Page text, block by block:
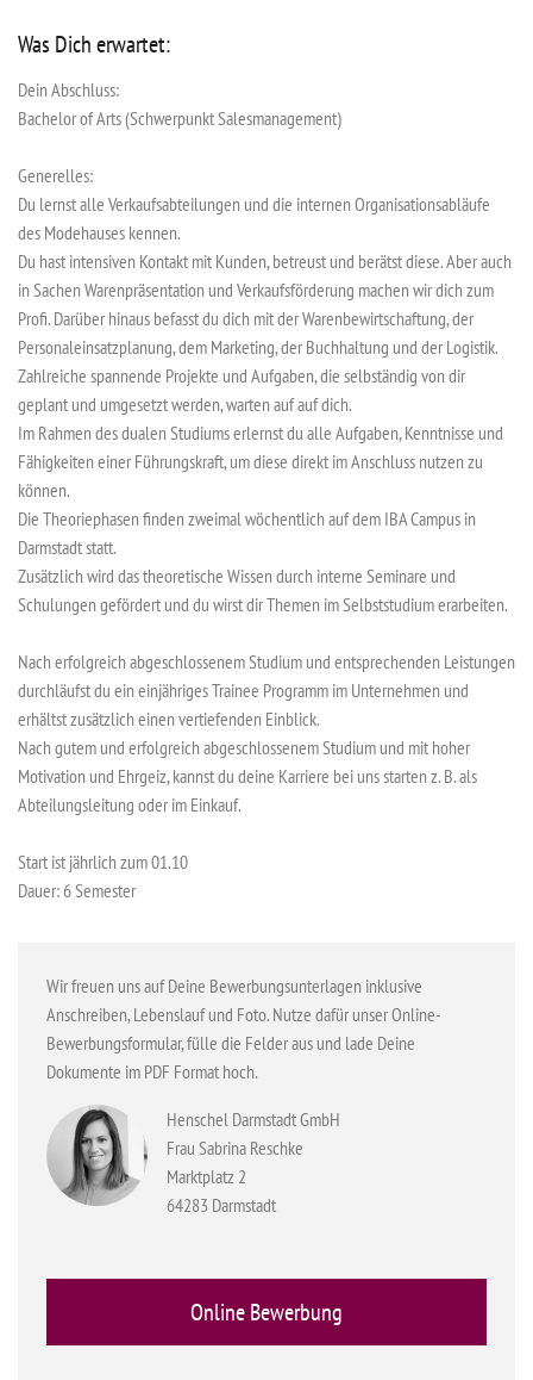
Was Dich erwartet:
Dein Abschluss:
Bachelor of Arts (Schwerpunkt Salesmanagement)
Generelles:
Du lernst alle Verkaufsabteilungen und die internen Organisationsabläufe
des Modehauses kennen.
Du hast intensiven Kontakt mit Kunden, betreust und berätst diese. Aber auch
in Sachen Warenpräsentation und Verkaufsförderung machen wir dich zum
Profi. Darüber hinaus befasst du dich mit der Warenbewirtschaftung, der
Personaleinsatzplanung, dem Marketing, der Buchhaltung und der Logistik.
Zahlreiche spannende Projekte und Aufgaben, die selbständig von dir
geplant und umgesetzt werden, warten auf auf dich.
Im Rahmen des dualen Studiums erlernst du alle Aufgaben, Kenntnisse und
Fähigkeiten einer Führungskraft, um diese direkt im Anschluss nutzen zu
können.
Die Theoriephasen finden zweimal wöchentlich auf dem IBA Campus in
Darmstadt statt.
Zusätzlich wird das theoretische Wissen durch interne Seminare und
Schulungen gefördert und du wirst dir Themen im Selbststudium erarbeiten.
Nach erfolgreich abgeschlossenem Studium und entsprechenden Leistungen
durchläufst du ein einjähriges Trainee Programm im Unternehmen und
erhältst zusätzlich einen vertiefenden Einblick.
Nach gutem und erfolgreich abgeschlossenem Studium und mit hoher
Motivation und Ehrgeiz, kannst du deine Karriere bei uns starten z. B. als
Abteilungsleitung oder im Einkauf.
Start ist jährlich zum 01.10
Dauer: 6 Semester
Wir freuen uns auf Deine Bewerbungsunterlagen inklusive
Anschreiben, Lebenslauf und Foto. Nutze dafür unser Online-
Bewerbungsformular, fülle die Felder aus und lade Deine
Dokumente im PDF Format hoch.
Henschel Darmstadt GmbH
Frau Sabrina Reschke
Marktplatz 2
64283 Darmstadt
Online Bewerbung